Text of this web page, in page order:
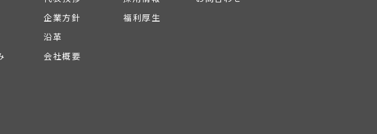
企業方針
沿革
会社概要
福利厚生